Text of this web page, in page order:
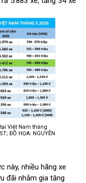
Việt Nam tháng
ĐỒ HỌA: NGUYỄN
này, nhiều hãng xe
đãi nhằm gia tăng